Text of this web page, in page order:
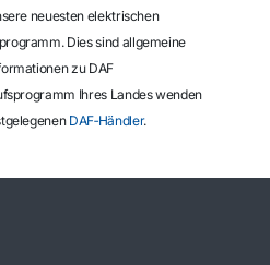
neuesten elektrischen
Dies sind allgemeine
zu DAF
Ihres Landes wenden
DAF‑Händler.